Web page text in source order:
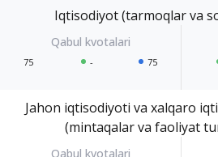
Iqtisodiyot (tarmoqlar va
75 - 75
Jahon iqtisodiyoti va xalqaro
(mintaqalar va faoliyat